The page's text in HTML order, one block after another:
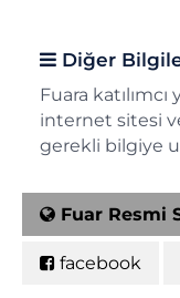
Diğer
Fuara
internet sitesi
gerekli bilgiye
Fuar Resmi
facebook